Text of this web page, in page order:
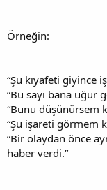
Örneğin:
“Şu kıyafeti giyince
“Bu sayı bana uğur
“Bunu düşünürsem
“Şu işareti görmem
“Bir olaydan önce
haber verdi.”